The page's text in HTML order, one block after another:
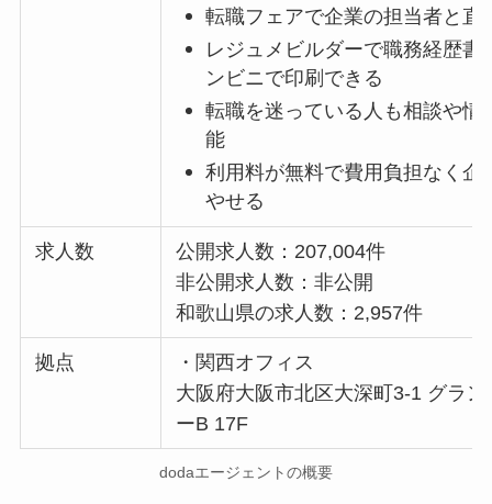
転職フェアで企業の担当者と直
レジュメビルダーで職務経歴書
ンビニで印刷できる
転職を迷っている人も相談や情
能
利用料が無料で費用負担なく企
やせる
求人数
公開求人数：207,004件
非公開求人数：非公開
和歌山県の求人数：2,957件
拠点
・関西オフィス
大阪府大阪市北区大深町3-1 グラ
ーB 17F
dodaエージェントの概要